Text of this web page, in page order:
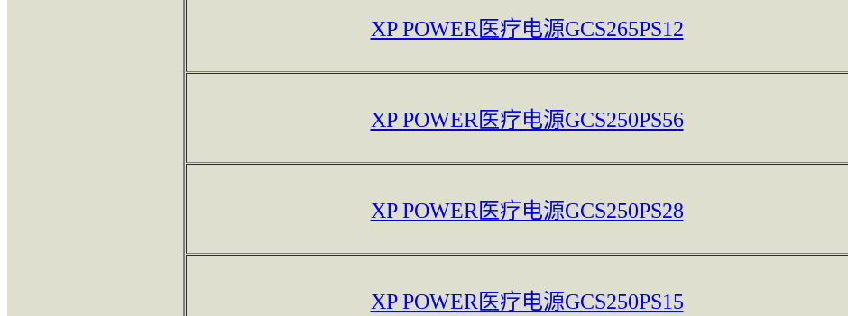
XP POWER医疗电源GCS265PS12
XP POWER医疗电源GCS250PS56
XP POWER医疗电源GCS250PS28
XP POWER医疗电源GCS250PS15